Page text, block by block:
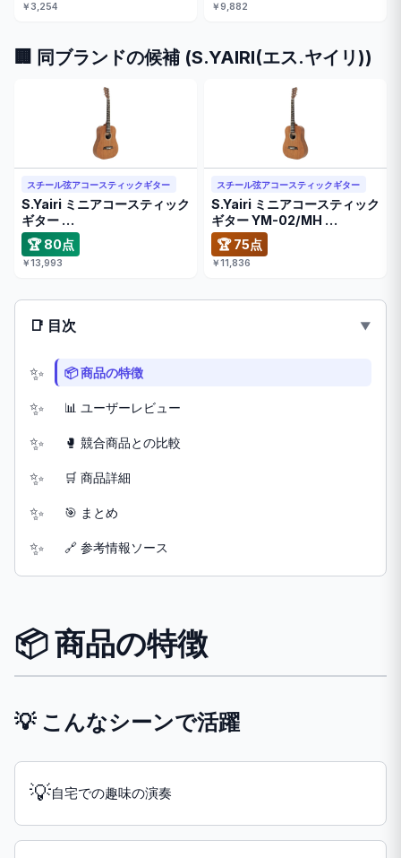
￥3,254 ￥9,882
🏢 同ブランドの候補 (S.YAIRI(エス.ヤイリ))
スチール弦アコースティックギター
S.Yairi ミニアコースティック
ギター …
🏆 80点
￥13,993
スチール弦アコースティックギター
S.Yairi ミニアコースティック
ギター YM-02/MH …
🏆 75点
￥11,836
📑 目次
📦 商品の特徴
📊 ユーザーレビュー
🥊 競合商品との比較
🛒 商品詳細
🎯 まとめ
🔗 参考情報ソース
📦 商品の特徴
💡 こんなシーンで活躍
💡自宅での趣味の演奏